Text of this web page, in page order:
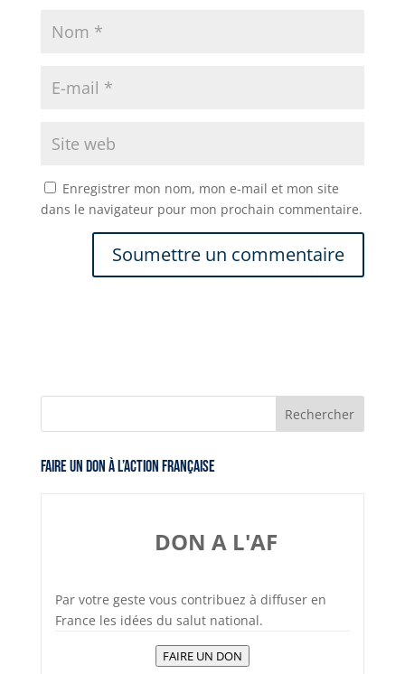
Enregistrer mon nom, mon e-mail et mon site
dans le navigateur pour mon prochain commentaire.
Faire un don à l’Action Française
DON A L'AF
Par votre geste vous contribuez à diffuser en
France les idées du salut national.
FAIRE UN DON